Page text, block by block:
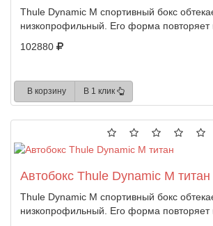
Thule Dynamic M спортивный бокс
низкопрофильный. Его форма повторяет
102880
В корзину В 1 клик
Автобокс Thule Dynamic M титан
Thule Dynamic M спортивный бокс
низкопрофильный. Его форма повторяет